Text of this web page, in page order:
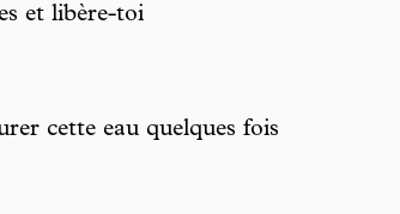
et libère-toi
cette eau quelques fois